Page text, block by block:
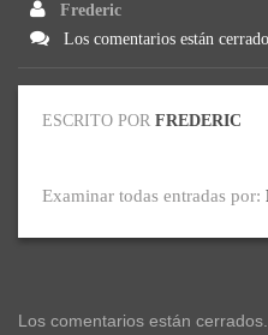
Frederic
Los comentarios están
ESCRITO POR FREDERIC
Examinar todas entradas por:
Los comentarios están cerrados.